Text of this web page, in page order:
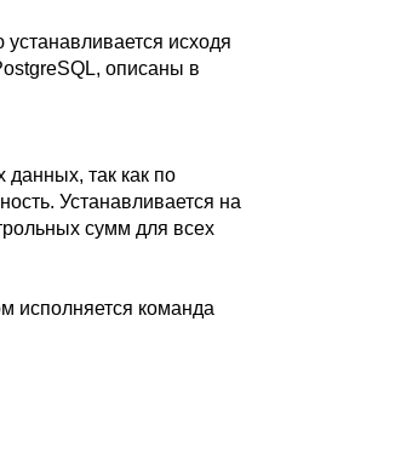
исходя
, описаны в
так как по
Устанавливается на
сумм для всех
исполняется команда